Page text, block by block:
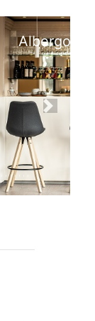
Next